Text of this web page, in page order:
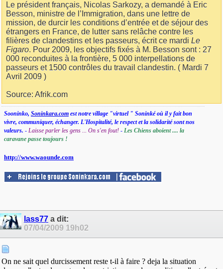
Le président français, Nicolas Sarkozy, a demandé à Eric
Besson, ministre de l’Immigration, dans une lettre de
mission, de durcir les conditions d’entrée et de séjour des
étrangers en France, de lutter sans relâche contre les
filières de clandestins et les passeurs, écrit ce mardi Le
Figaro. Pour 2009, les objectifs fixés à M. Besson sont : 27
000 reconduites à la frontière, 5 000 interpellations de
passeurs et 1500 contrôles du travail clandestin. ( Mardi 7
Avril 2009 )
Source: Afrik.com
Sooninko, Soninkara.com est notre village "virtuel " Soninké où il y fait bon
vivre, communiquer, échanger. L'Hospitalité, le respect et la solidarité sont nos
valeurs. - Laisse parler les gens ... On s'en fout! - Les Chiens aboient .... la
caravane passe toujours !
http://www.waounde.com
lass77 a dit:
07/04/2009 19h02
On ne sait quel durcissement reste t-il à faire ? deja la situation